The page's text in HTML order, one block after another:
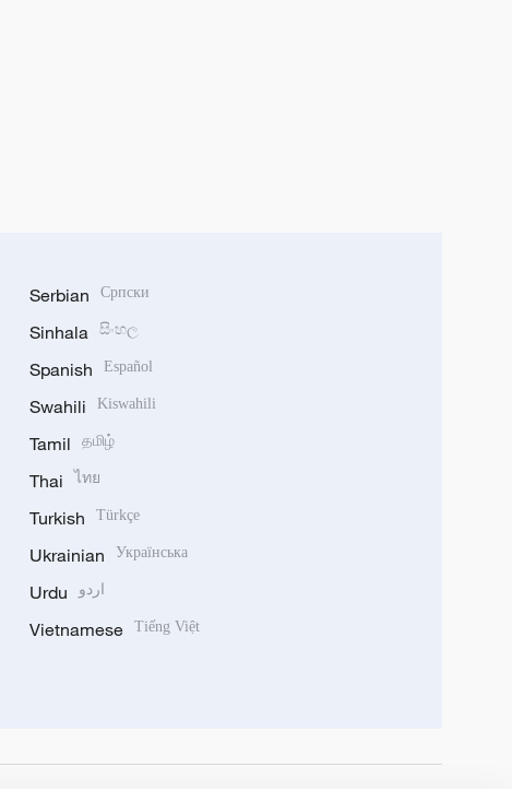
Serbian Српски
Sinhala සිංහල
Spanish Español
Swahili Kiswahili
Tamil தமிழ்
Thai ไทย
Turkish Türkçe
Ukrainian Українська
Urdu اردو
Vietnamese Tiếng Việt